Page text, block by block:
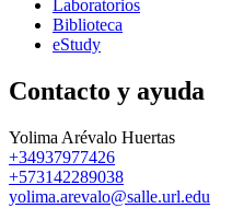
Laboratorios
Biblioteca
eStudy
Contacto y ayuda
Yolima Arévalo Huertas
+34937977426
+573142289038
yolima.arevalo@salle.url.edu